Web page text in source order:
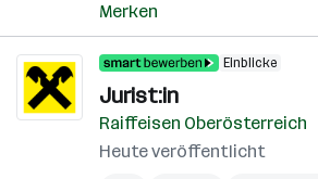
Merken
Einblicke
Jurist:in
Raiffeisen Oberösterreich
Heute veröffentlicht